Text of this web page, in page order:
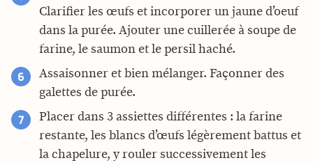
Clarifier les œufs et incorporer un jaune d’oeuf
dans la purée. Ajouter une cuillerée à soupe de
farine, le saumon et le persil haché.
Assaisonner et bien mélanger. Façonner des
galettes de purée.
Placer dans 3 assiettes différentes : la farine
restante, les blancs d’œufs légèrement battus et
la chapelure, y rouler successivement les